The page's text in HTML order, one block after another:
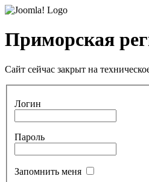
Приморская
Сайт сейчас закрыт на
Логин
Пароль
Запомнить меня